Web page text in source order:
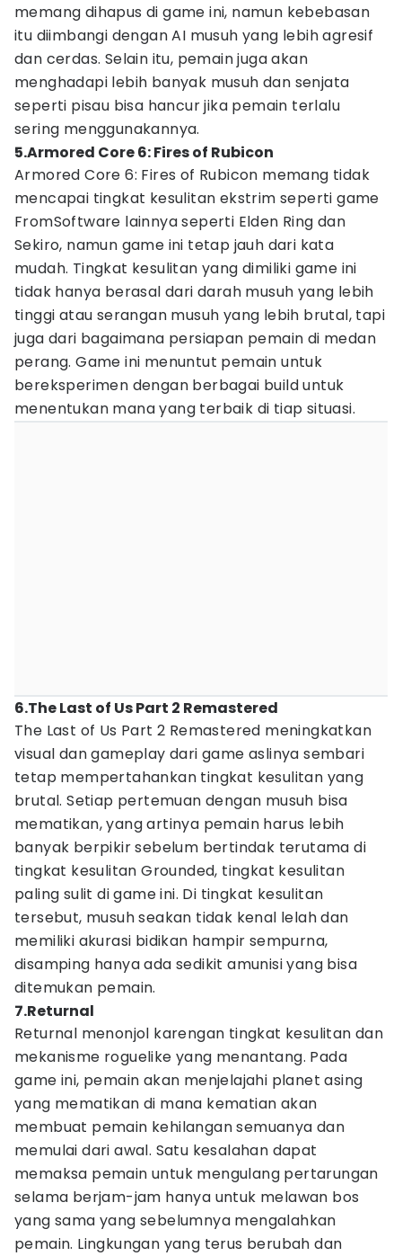
memang dihapus di game ini, namun kebebasan
itu diimbangi dengan AI musuh yang lebih agresif
dan cerdas. Selain itu, pemain juga akan
menghadapi lebih banyak musuh dan senjata
seperti pisau bisa hancur jika pemain terlalu
sering menggunakannya.
5.Armored Core 6: Fires of Rubicon
Armored Core 6: Fires of Rubicon memang tidak
mencapai tingkat kesulitan ekstrim seperti game
FromSoftware lainnya seperti Elden Ring dan
Sekiro, namun game ini tetap jauh dari kata
mudah. Tingkat kesulitan yang dimiliki game ini
tidak hanya berasal dari darah musuh yang lebih
tinggi atau serangan musuh yang lebih brutal, tapi
juga dari bagaimana persiapan pemain di medan
perang. Game ini menuntut pemain untuk
bereksperimen dengan berbagai build untuk
menentukan mana yang terbaik di tiap situasi.
6.The Last of Us Part 2 Remastered
The Last of Us Part 2 Remastered meningkatkan
visual dan gameplay dari game aslinya sembari
tetap mempertahankan tingkat kesulitan yang
brutal. Setiap pertemuan dengan musuh bisa
mematikan, yang artinya pemain harus lebih
banyak berpikir sebelum bertindak terutama di
tingkat kesulitan Grounded, tingkat kesulitan
paling sulit di game ini. Di tingkat kesulitan
tersebut, musuh seakan tidak kenal lelah dan
memiliki akurasi bidikan hampir sempurna,
disamping hanya ada sedikit amunisi yang bisa
ditemukan pemain.
7.Returnal
Returnal menonjol karengan tingkat kesulitan dan
mekanisme roguelike yang menantang. Pada
game ini, pemain akan menjelajahi planet asing
yang mematikan di mana kematian akan
membuat pemain kehilangan semuanya dan
memulai dari awal. Satu kesalahan dapat
memaksa pemain untuk mengulang pertarungan
selama berjam-jam hanya untuk melawan bos
yang sama yang sebelumnya mengalahkan
pemain. Lingkungan yang terus berubah dan